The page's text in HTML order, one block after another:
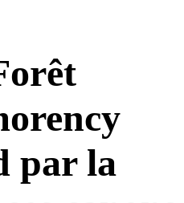
par la